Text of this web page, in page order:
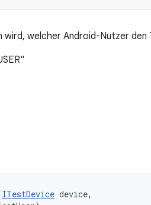
welcher Android-Nutzer
ITestDevice device,